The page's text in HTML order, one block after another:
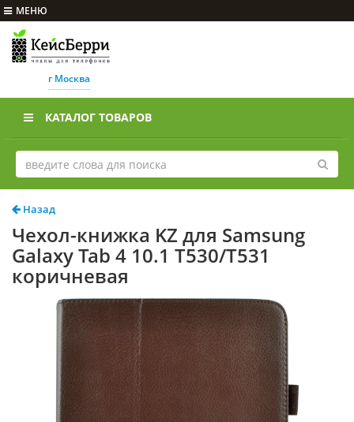
МЕНЮ
г Москва
КАТАЛОГ ТОВАРОВ
Назад
Чехол-книжка KZ для Samsung
Galaxy Tab 4 10.1 T530/T531
коричневая